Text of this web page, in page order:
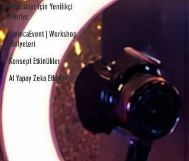
Etkinlikler için Yenilikçi
Fikirler
KarıncaEvent | Workshop
Atölyeleri
Konsept Etkinlikler
AI Yapay Zeka Etkinlikleri